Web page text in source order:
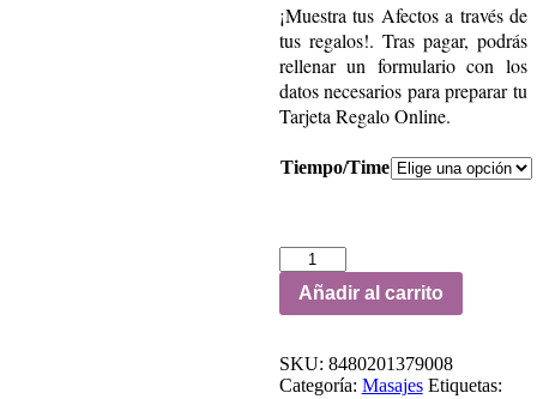
¡Muestra tus Afectos a través de
tus regalos!. Tras pagar, podrás
rellenar un formulario con los
datos necesarios para preparar tu
Tarjeta Regalo Online.
Tiempo/Time
TÉCNICA
CRANEO
SACRAL
cantidad
Añadir al carrito
SKU: 8480201379008
Categoría: Masajes Etiquetas: